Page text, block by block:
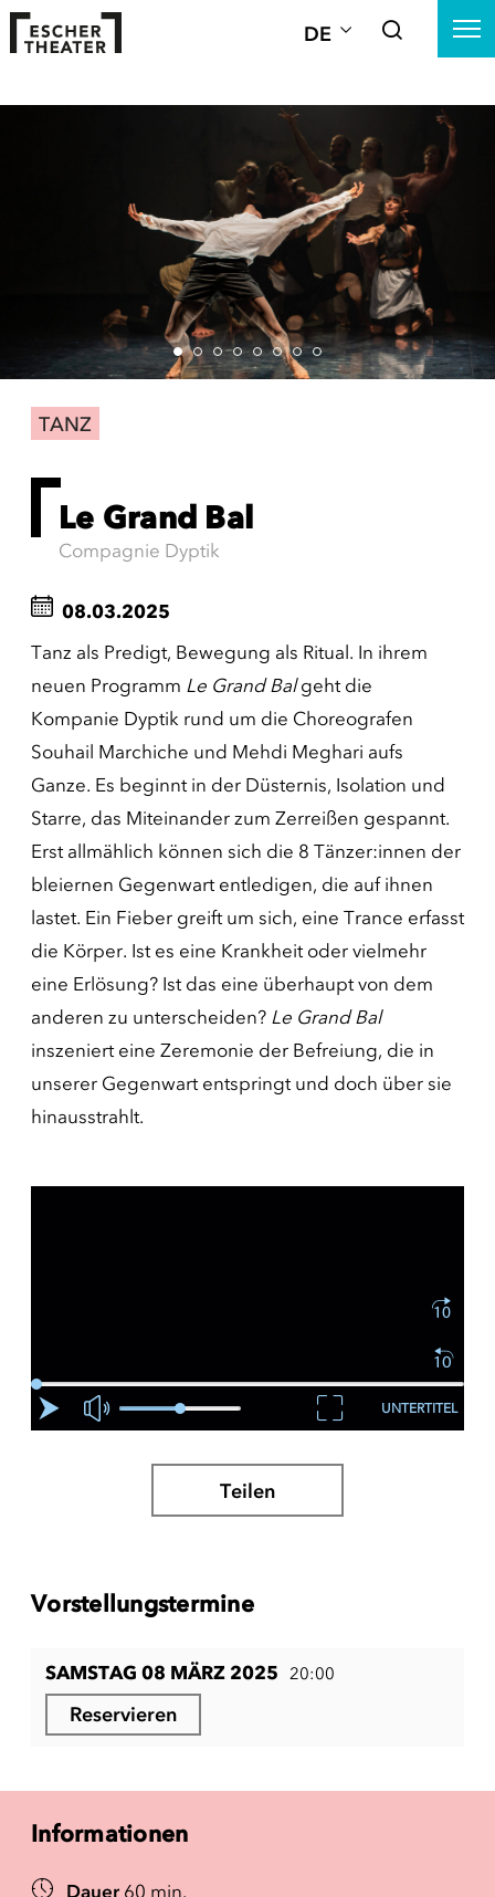
DE
TANZ
Le Grand Bal
Compagnie Dyptik
08.03.2025
Tanz als Predigt, Bewegung als Ritual. In ihrem
neuen Programm Le Grand Balgeht die
Kompanie Dyptik rund um die Choreografen
Souhail Marchiche und Mehdi Meghari aufs
Ganze. Es beginnt in der Düsternis, Isolation und
Starre, das Miteinander zum Zerreißen gespannt.
Erst allmählich können sich die 8 Tänzer:innen der
bleiernen Gegenwart entledigen, die auf ihnen
lastet. Ein Fieber greift um sich, eine Trance erfasst
die Körper. Ist es eine Krankheit oder vielmehr
eine Erlösung? Ist das eine überhaupt von dem
anderen zu unterscheiden? Le Grand Bal
inszeniert eine Zeremonie der Befreiung, die in
unserer Gegenwart entspringt und doch über sie
hinausstrahlt.
UNTERTITEL
Teilen
Vorstellungstermine
SAMSTAG 08 MÄRZ 2025 20:00
Reservieren
Informationen
Dauer 60 min.